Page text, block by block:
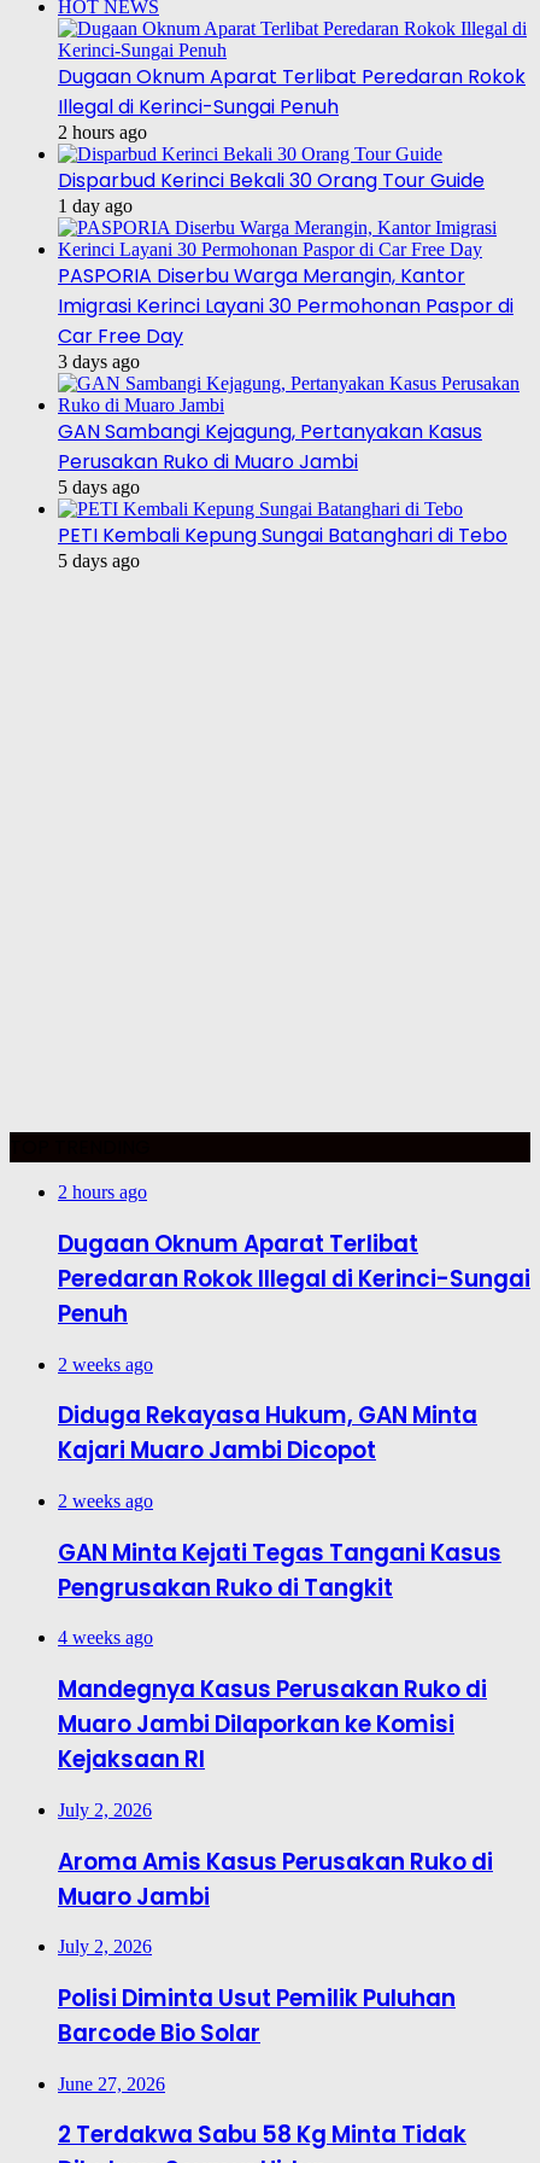
HOT NEWS
Dugaan Oknum Aparat Terlibat Peredaran Rokok
Illegal di Kerinci-Sungai Penuh
2 hours ago
Disparbud Kerinci Bekali 30 Orang Tour Guide
1 day ago
PASPORIA Diserbu Warga Merangin, Kantor
Imigrasi Kerinci Layani 30 Permohonan Paspor di
Car Free Day
3 days ago
GAN Sambangi Kejagung, Pertanyakan Kasus
Perusakan Ruko di Muaro Jambi
5 days ago
PETI Kembali Kepung Sungai Batanghari di Tebo
5 days ago
2 hours ago
Dugaan Oknum Aparat Terlibat
Peredaran Rokok Illegal di Kerinci-Sungai
Penuh
2 weeks ago
Diduga Rekayasa Hukum, GAN Minta
Kajari Muaro Jambi Dicopot
2 weeks ago
GAN Minta Kejati Tegas Tangani Kasus
Pengrusakan Ruko di Tangkit
4 weeks ago
Mandegnya Kasus Perusakan Ruko di
Muaro Jambi Dilaporkan ke Komisi
Kejaksaan RI
July 2, 2026
Aroma Amis Kasus Perusakan Ruko di
Muaro Jambi
July 2, 2026
Polisi Diminta Usut Pemilik Puluhan
Barcode Bio Solar
June 27, 2026
2 Terdakwa Sabu 58 Kg Minta Tidak